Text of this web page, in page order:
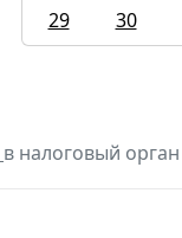
29
30
в налоговый орган